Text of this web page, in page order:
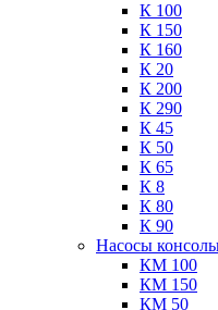
К 100
К 150
К 160
К 20
К 200
К 290
К 45
К 50
К 65
К 8
К 80
К 90
Насосы
КМ 100
КМ 150
КМ 50